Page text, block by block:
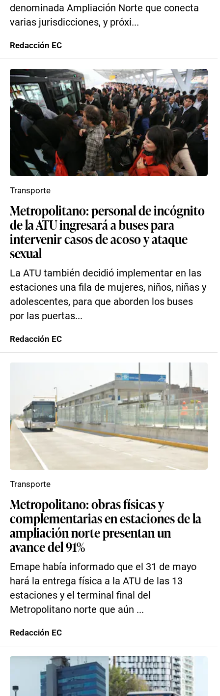
denominada Ampliación Norte que conecta
varias jurisdicciones, y próxi...
Redacción EC
Metropolitano: personal de incógnito
de la ATU ingresará a buses para
intervenir casos de acoso y ataque
sexual
La ATU también decidió implementar en las
estaciones una fila de mujeres, niños, niñas y
adolescentes, para que aborden los buses
por las puertas...
Transporte
Redacción EC
Metropolitano: obras físicas y
complementarias en estaciones de la
ampliación norte presentan un
avance del 91%
Emape había informado que el 31 de mayo
hará la entrega física a la ATU de las 13
estaciones y el terminal final del
Metropolitano norte que aún ...
Transporte
Redacción EC